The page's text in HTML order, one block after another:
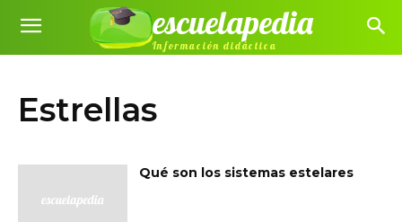
escuelapedia
Información didáctica
Estrellas
Qué son los sistemas estelares